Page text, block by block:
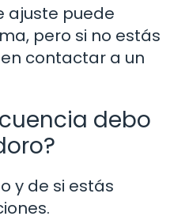
ajuste puede
pero si no estás
contactar a un
debo
y de si estás